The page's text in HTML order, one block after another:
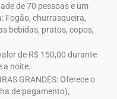
de 70 pessoas e um
Fogão, churrasqueira,
bebidas, pratos, copos,
de R$ 150,00 durante
a noite.
GRANDES: Oferece o
de pagamento),